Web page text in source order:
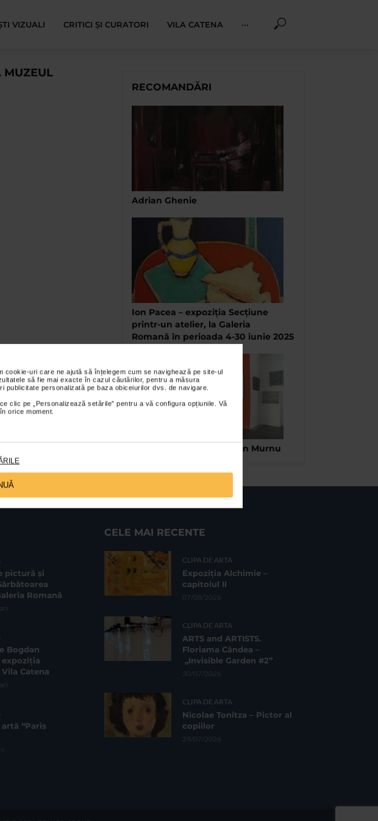
uri care ne ajută să înțelegem cum se navighează pe site-ul
să fie mai exacte în cazul căutărilor, pentru a măsura
personalizată pe baza obiceiurilor dvs. de navigare.
clic pe „Personalizează setările” pentru a vă configura opțiunile. Vă
orice moment.
VIZUALI CRITICI ȘI CURATORI VILA CATENA ···
MUZEUL
RECOMANDĂRI
Adrian Ghenie
Ion Pacea – expoziția Secțiune
printr-un atelier, la Galeria
Romană în perioada 4-30 iunie 2025
Omagiu la Centenarul Ion Murnu
pictură și
Romană
Bogdan
Catena
“Paris
CELE MAI RECENTE
CLIPA DE ARTA
Expoziția Alchimie –
capitolul II
07/08/2026
CLIPA DE ARTA
ARTS and ARTISTS.
Floriama Cândea –
„Invisible Garden #2”
30/07/2026
CLIPA DE ARTA
Nicolae Tonitza – Pictor al
copiilor
29/07/2026